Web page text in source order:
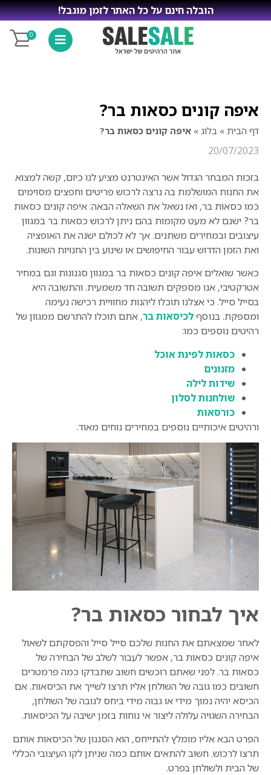
הובלה חינם על כל האתר לזמן מוגבל!
0
איפה קונים כסאות בר?
דף הבית » בלוג » איפה קונים כסאות בר?
20/07/2023
בזכות המבחר הגדול אשר האינטרנט מציע לנו כיום, קשה למצוא
את החנות המושלמת בה נרצה לרכוש פריטים וחפצים מסוימים
כמו כסאות בר, ואז נשאל את השאלה הבאה: איפה קונים כסאות
בר? ישנם לא מעט מקומות בהם ניתן לרכוש כסאות בר במגוון
עיצובים ובמחירים משתנים. אך לא לכולם ישנה את האופציה
ואת הזמן הדרוש עבור החיפושים או שינוע בין החנויות השונות.
כאשר שואלים איפה קונים כסאות בר במגוון סגנונות וגם במחיר
אטרקטיבי, אנו מספקים תשובה חד משמעית. והתשובה היא
בסייל סייל. כי אצלנו תוכלו ליהנות מחוויית רכישה נעימה
ומספקת. בנוסףלכיסאות בר, אתם תוכלו להתרשם ממגוון של
רהיטים נוספים כמו:
כסאות לפינת אוכל
מזנונים
שידות לילה
שולחנות לסלון
כורסאות
ורהיטים איכותיים נוספים במחירים נוחים מאוד.
איך לבחור כסאות בר?
לאחר שמצאתם את החנות שלכם סייל סייל והפסקתם לשאול
איפה קונים כסאות בר, אפשר לעבור לשלב של הבחירה של
כסאות בר. לפני שאתם רוכשים חשוב שתבדקו כמה פרמטרים
חשובים כמו גובה של השולחן אליו תרצו לשייך את הכיסאות. אם
הכיסא יהיה נמוך מידי או גבוה מידי ביחס לגובה של השולחן,
הבחירה השגויה עלולה ליצור אי נוחות בזמן ישיבה על הכיסאות.
הפרט הבא אליו מומלץ להתייחס, הוא הסגנון של הכיסאות אותם
תרצו לרכוש. חשוב להתאים אותם כמה שניתן לקו העיצובי הכללי
של הבית ולשולחן בפרט.